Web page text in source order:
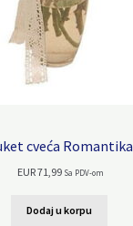
cveća Romantika
EUR71,99 Sa PDV-om
Dodaj u korpu